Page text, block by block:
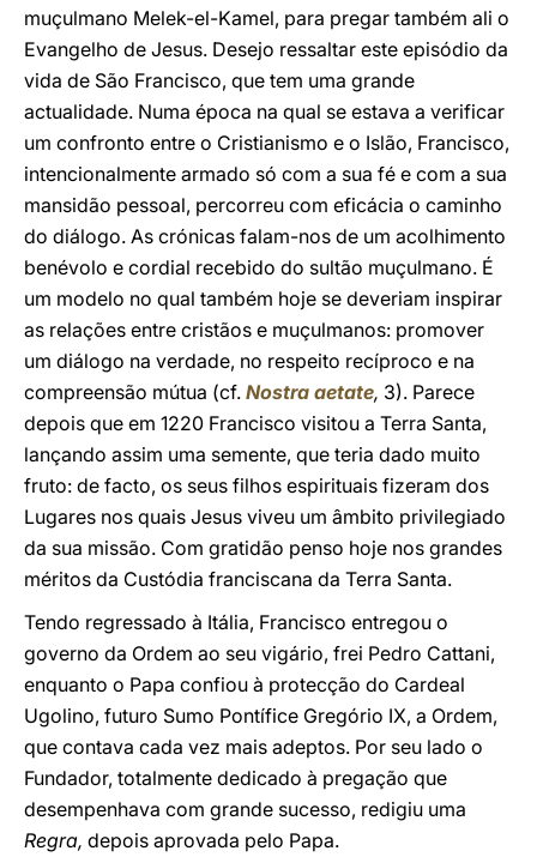
muçulmano Melek-el-Kamel, para pregar também ali o
Evangelho de Jesus. Desejo ressaltar este episódio da
vida de São Francisco, que tem uma grande
actualidade. Numa época na qual se estava a verificar
um confronto entre o Cristianismo e o Islão, Francisco,
intencionalmente armado só com a sua fé e com a sua
mansidão pessoal, percorreu com eficácia o caminho
do diálogo. As crónicas falam-nos de um acolhimento
benévolo e cordial recebido do sultão muçulmano. É
um modelo no qual também hoje se deveriam inspirar
as relações entre cristãos e muçulmanos: promover
um diálogo na verdade, no respeito recíproco e na
compreensão mútua (cf. Nostra aetate, 3). Parece
depois que em 1220 Francisco visitou a Terra Santa,
lançando assim uma semente, que teria dado muito
fruto: de facto, os seus filhos espirituais fizeram dos
Lugares nos quais Jesus viveu um âmbito privilegiado
da sua missão. Com gratidão penso hoje nos grandes
méritos da Custódia franciscana da Terra Santa.
Tendo regressado à Itália, Francisco entregou o
governo da Ordem ao seu vigário, frei Pedro Cattani,
enquanto o Papa confiou à protecção do Cardeal
Ugolino, futuro Sumo Pontífice Gregório IX, a Ordem,
que contava cada vez mais adeptos. Por seu lado o
Fundador, totalmente dedicado à pregação que
desempenhava com grande sucesso, redigiu uma
Regra, depois aprovada pelo Papa.